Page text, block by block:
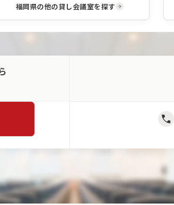
福岡県の他の貸し会議室を探す